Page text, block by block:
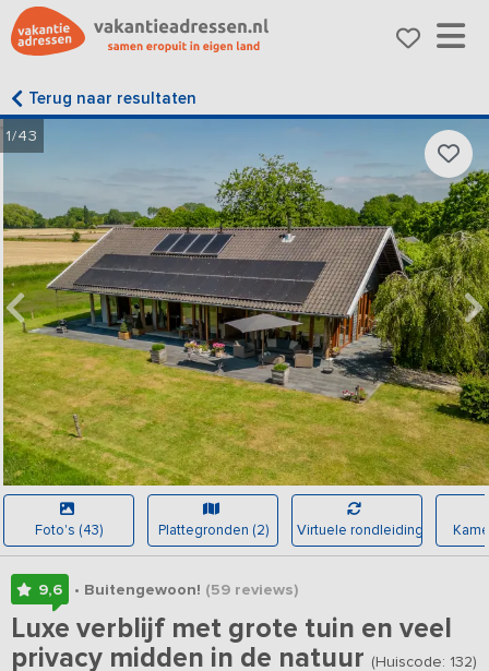
Terug naar resultaten
1/43
Foto's (43) Plattegronden (2) Virtuele rondleiding
9,6 • Buitengewoon! (59reviews)
Luxe verblijf met grote tuin en veel
privacy midden in de natuur (Huiscode: 132)